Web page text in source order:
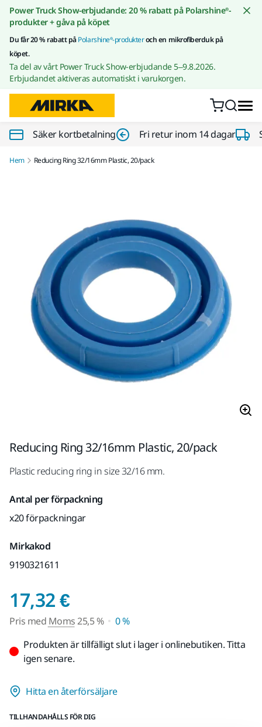
Gå till innehållet
Power Truck Show-erbjudande: 20 % rabatt på Polarshine®-
produkter + gåva på köpet
Du får 20 % rabatt påPolarshine®-produkteroch en mikrofiberduk på
köpet.
Ta del av vårt Power Truck Show-erbjudande 5–9.8.2026.
Erbjudandet aktiveras automatiskt i varukorgen.
Säker kortbetalning Fri retur inom 14 dagar
Hem Reducing Ring 32/16mm Plastic, 20/pack
Reducing Ring 32/16mm Plastic, 20/pack
Plastic reducing ring in size 32/16 mm.
Antal per förpackning
x20 förpackningar
Mirkakod
9190321611
17,32 €Pris med Moms 25,5
Pris med Moms25,5 %
0 %
Produkten är tillfälligt slut i lager i onlinebutiken. Titta
igen senare.
Hitta en återförsäljare
TILLHANDAHÅLLS FÖR DIG